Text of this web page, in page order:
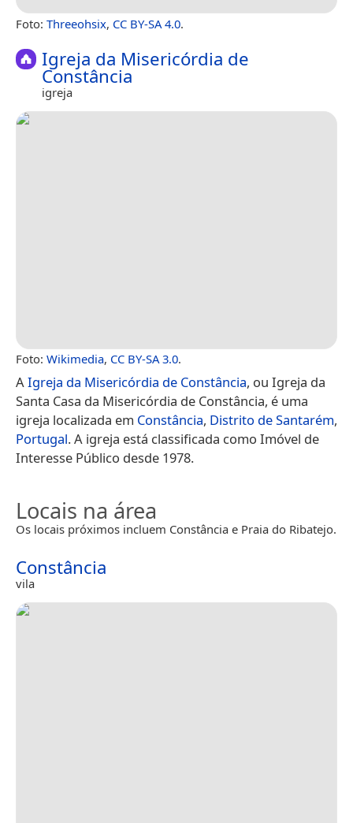
Foto: Threeohsix, CC BY-SA 4.0.
Igreja da Misericórdia de
Constância
igreja
Foto: Wikimedia, CC BY-SA 3.0.
AIgreja da Misericórdia de Constância, ou Igreja da
Santa Casa da Misericórdia de Constância, é uma
igreja localizada em Constância, Distrito de Santarém,
Portugal. A igreja está classificada como Imóvel de
Interesse Público desde 1978.
Locais na área
Os locais próximos incluem Constância e Praia do Ribatejo.
Constância
vila